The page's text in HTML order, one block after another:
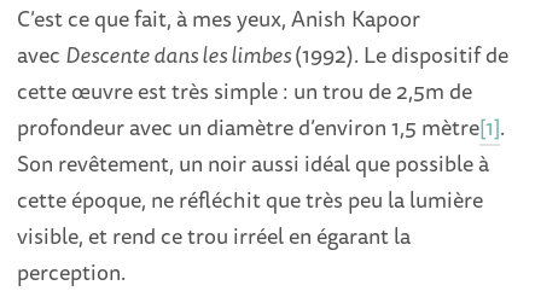
C’est ce que fait, à mes yeux, Anish Kapoor
avec Descente dans les limbes(1992). Le dispositif de
cette œuvre est très simple : un trou de 2,5m de
profondeur avec un diamètre d’environ 1,5 mètre[1].
Son revêtement, un noir aussi idéal que possible à
cette époque, ne réfléchit que très peu la lumière
visible, et rend ce trou irréel en égarant la
perception.